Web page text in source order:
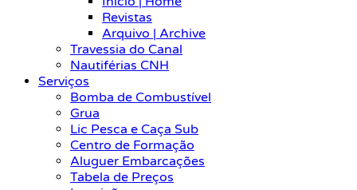
Revistas
Arquivo | Archive
Travessia do Canal
Nautiférias CNH
Serviços
Bomba de Combustível
Grua
Lic Pesca e Caça Sub
Centro de Formação
Aluguer Embarcações
Tabela de Preços